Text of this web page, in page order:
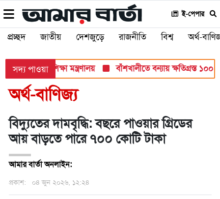
ই-পেপার
প্রচ্ছদ জাতীয় দেশজুড়ে রাজনীতি বিশ্ব অর্থ-
সদ্য পাওয়া
সব পরীক্ষায়: শিক্ষা মন্ত্রণালয় বাঁশখালীতে বন্যায় ক্ষতিগ্রস্ত ১০০
অর্থ-বাণিজ্য
বিদ্যুতের দামবৃদ্ধি: বছরে পাওয়ার গ্রিডের
আয় বাড়তে পারে ৭০০ কোটি টাকা
আমার বার্তা অনলাইন:
প্রকাশ: ০৪ জুন ২০২৬, ১২:২৪